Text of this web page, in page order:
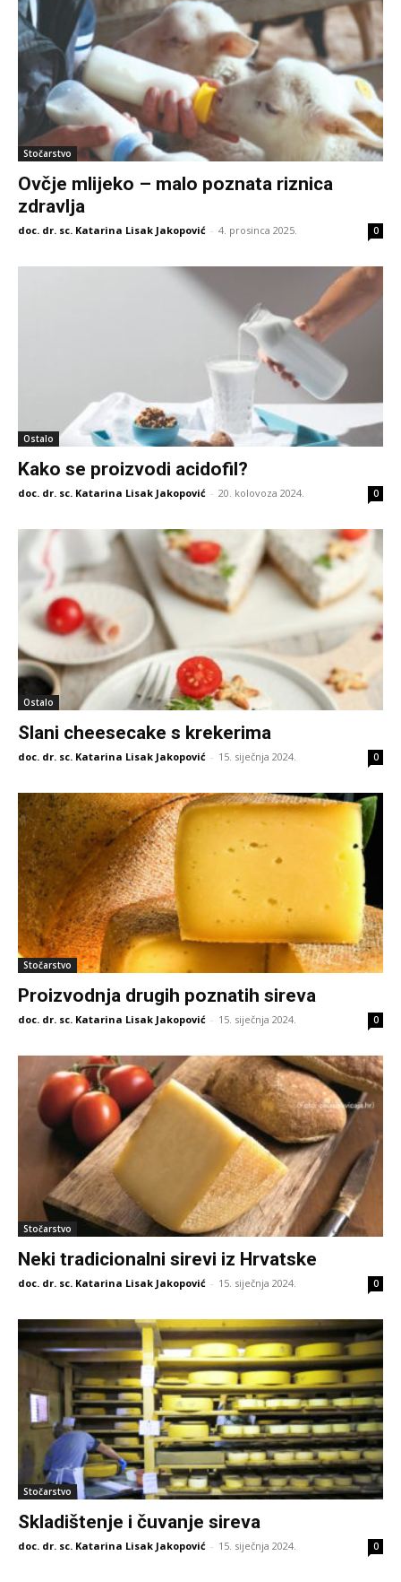
Stočarstvo
Ovčje mlijeko – malo poznata riznica
zdravlja
doc. dr. sc. Katarina Lisak Jakopović - 4. prosinca 2025. 0
Ostalo
Kako se proizvodi acidofil?
doc. dr. sc. Katarina Lisak Jakopović - 20. kolovoza 2024. 0
Ostalo
Slani cheesecake s krekerima
doc. dr. sc. Katarina Lisak Jakopović - 15. siječnja 2024. 0
Stočarstvo
Proizvodnja drugih poznatih sireva
doc. dr. sc. Katarina Lisak Jakopović - 15. siječnja 2024. 0
Stočarstvo
Neki tradicionalni sirevi iz Hrvatske
doc. dr. sc. Katarina Lisak Jakopović - 15. siječnja 2024. 0
Stočarstvo
Skladištenje i čuvanje sireva
doc. dr. sc. Katarina Lisak Jakopović - 15. siječnja 2024. 0